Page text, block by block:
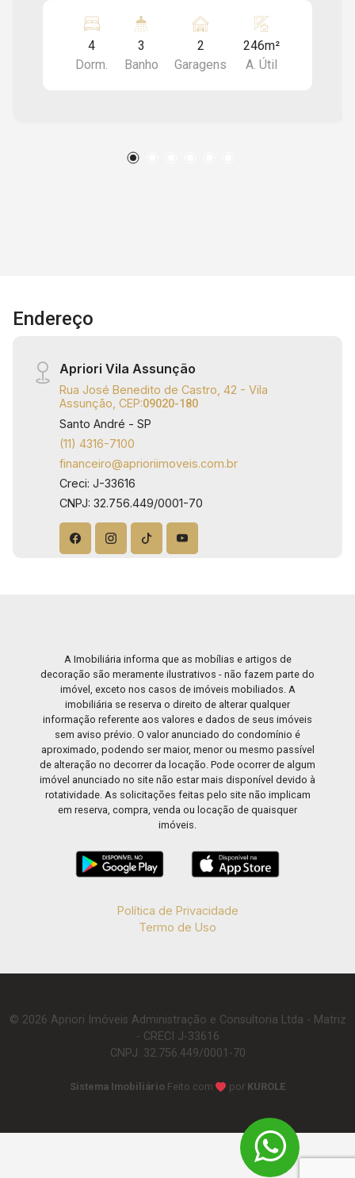
área de serviço, quintal, churrasqueira e 02
vagas de garagem cobertas.Ótima localização
com fácil acesso a Estrada João Ducin, Rua
7100 ou WhatsApp: 11 94728-3849. Apriori
4
Dorm.
3
Banho
2
Garagens
246m²
A. Útil
Endereço
Apriori Vila Assunção
Rua José Benedito de Castro, 42 - Vila
Assunção, CEP:09020-180
Santo André - SP
(11) 4316-7100
financeiro@aprioriimoveis.com.br
Creci: J-33616
CNPJ: 32.756.449/0001-70
A Imobiliária informa que as mobílias e artigos de
decoração são meramente ilustrativos - não fazem parte do
imóvel, exceto nos casos de imóveis mobiliados. A
imobiliária se reserva o direito de alterar qualquer
informação referente aos valores e dados de seus imóveis
sem aviso prévio. O valor anunciado do condomínio é
aproximado, podendo ser maior, menor ou mesmo passível
de alteração no decorrer da locação. Pode ocorrer de algum
imóvel anunciado no site não estar mais disponível devido à
rotatividade. As solicitações feitas pelo site não implicam
em reserva, compra, venda ou locação de quaisquer
imóveis.
Política de Privacidade
Termo de Uso
© 2026 Apriori Imóveis Administração e Consultoria Ltda - Matriz
- CRECI J-33616
CNPJ: 32.756.449/0001-70
Sistema Imobiliário Feito com por KUROLE